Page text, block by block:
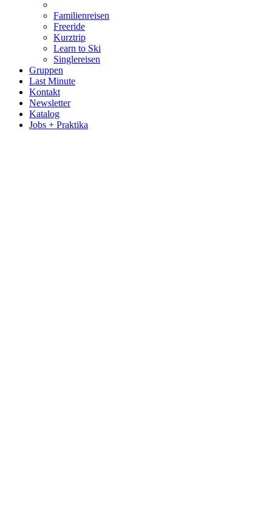
Familienreisen
Freeride
Kurztrip
Learn to Ski
Singlereisen
Gruppen
Last Minute
Kontakt
Newsletter
Katalog
Jobs + Praktika